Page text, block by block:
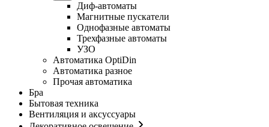
Диф-автоматы
Магнитные пускатели
Однофазные автоматы
Трехфазные автоматы
УЗО
Автоматика OptiDin
Автоматика разное
Прочая автоматика
Бра
Бытовая техника
Вентиляция и аксуссуары